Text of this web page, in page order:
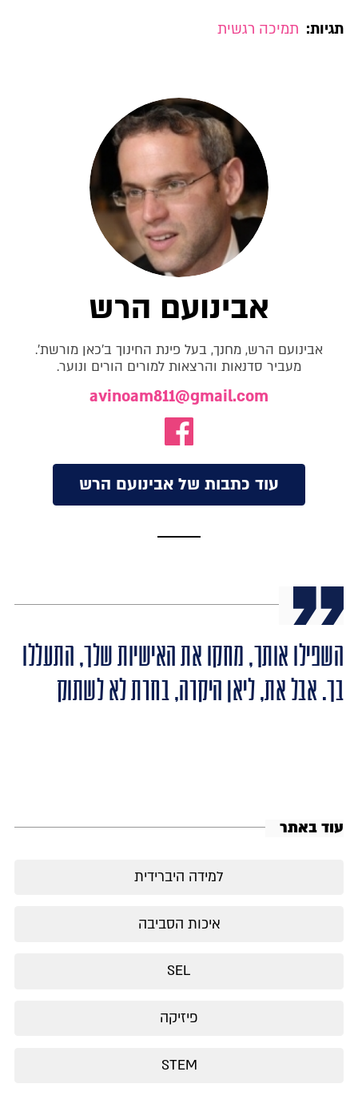
תגיות: תמיכה רגשית
אבינועם הרש
אבינועם הרש, מחנך, בעל פינת החינוך ב'כאן מורשת'.
מעביר סדנאות והרצאות למורים הורים ונוער.
avinoam811@gmail.com
עוד כתבות של אבינועם הרש
השפילו אותך, מחקו את האישיות שלך, התעללו
בך. אבל את, ליאן היקרה, בחרת לא לשתוק
עוד באתר
למידה היברידית
איכות הסביבה
SEL
פיזיקה
STEM